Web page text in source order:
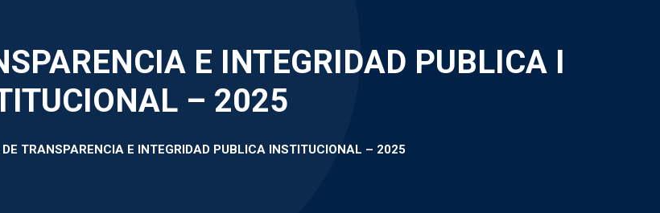
E INTEGRIDAD PUBLICA I
– 2025
TRANSPARENCIA E INTEGRIDAD PUBLICA INSTITUCIONAL – 2025